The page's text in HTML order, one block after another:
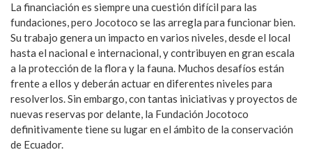
La financiación es siempre una cuestión difícil para las
fundaciones, pero Jocotoco se las arregla para funcionar bien.
Su trabajo genera un impacto en varios niveles, desde el local
hasta el nacional e internacional, y contribuyen en gran escala
a la protección de la flora y la fauna. Muchos desafíos están
frente a ellos y deberán actuar en diferentes niveles para
resolverlos. Sin embargo, con tantas iniciativas y proyectos de
nuevas reservas por delante, la Fundación Jocotoco
definitivamente tiene su lugar en el ámbito de la conservación
de Ecuador.